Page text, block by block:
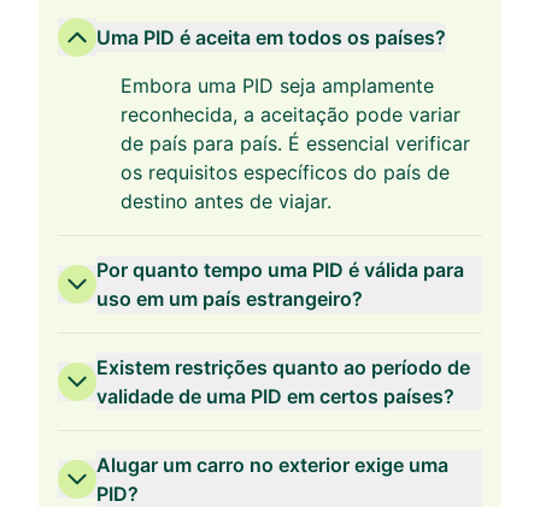
Uma PID é aceita em todos os países?
Embora uma PID seja amplamente
reconhecida, a aceitação pode variar
de país para país. É essencial verificar
os requisitos específicos do país de
destino antes de viajar.
Por quanto tempo uma PID é válida para
uso em um país estrangeiro?
Existem restrições quanto ao período de
validade de uma PID em certos países?
Alugar um carro no exterior exige uma
PID?